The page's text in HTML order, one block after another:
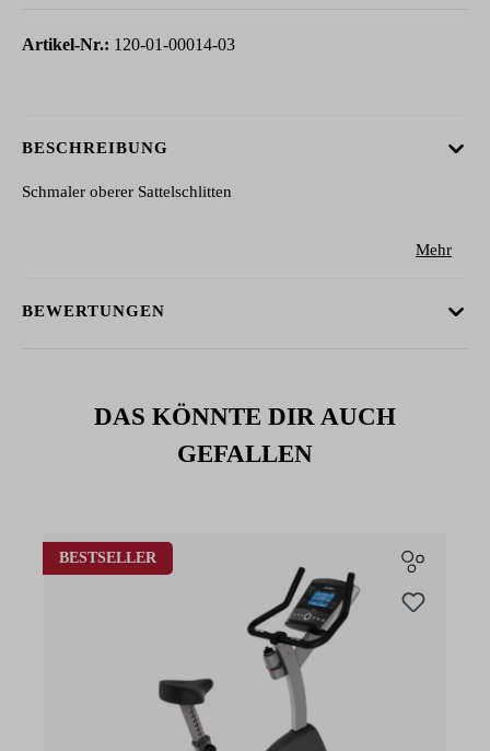
Artikel-Nr.: 120-01-00014-03
BESCHREIBUNG
Schmaler oberer Sattelschlitten
Mehr
BEWERTUNGEN
DAS KÖNNTE DIR AUCH
GEFALLEN
Produktgalerie überspringen
BESTSELLER